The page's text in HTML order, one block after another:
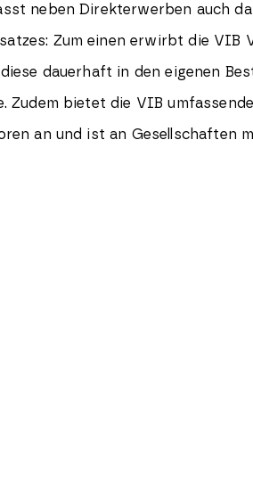
neben Direkterwerben auch
Zum einen erwirbt die
dauerhaft in den eigenen
bietet die VIB
an und ist an Gesellschaften